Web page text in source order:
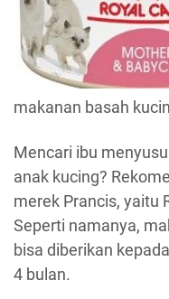
makanan basah
Mencari ibu
anak kucing?
merek Prancis, yaitu
Seperti namanya,
bisa diberikan
4 bulan.